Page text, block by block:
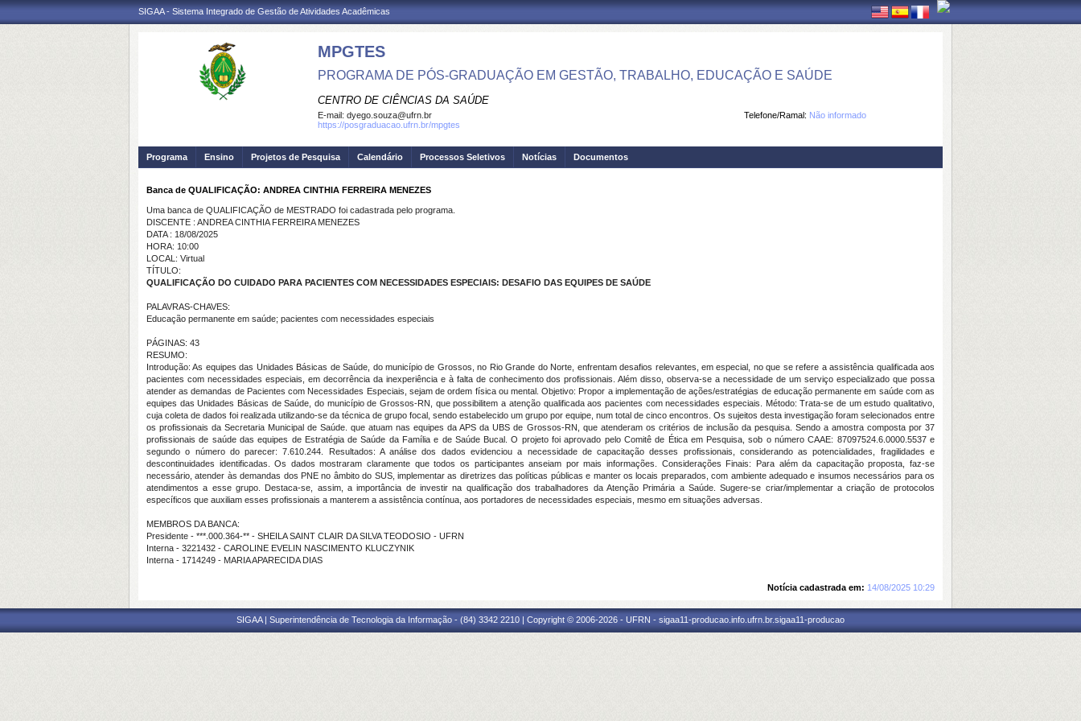
SIGAA - Sistema Integrado de Gestão de Atividades Acadêmicas
MPGTES
PROGRAMA DE PÓS-GRADUAÇÃO EM GESTÃO, TRABALHO, EDUCAÇÃO E SAÚDE
CENTRO DE CIÊNCIAS DA SAÚDE
Telefone/Ramal: Não informado
E-mail: dyego.souza@ufrn.br
https://posgraduacao.ufrn.br/mpgtes
Programa Ensino Projetos de Pesquisa Calendário Processos Seletivos Notícias Documentos
Banca de QUALIFICAÇÃO: ANDREA CINTHIA FERREIRA MENEZES
Uma banca de QUALIFICAÇÃO de MESTRADO foi cadastrada pelo programa.
DISCENTE : ANDREA CINTHIA FERREIRA MENEZES
DATA : 18/08/2025
HORA: 10:00
LOCAL: Virtual
TÍTULO:
QUALIFICAÇÃO DO CUIDADO PARA PACIENTES COM NECESSIDADES ESPECIAIS: DESAFIO DAS EQUIPES DE SAÚDE
PALAVRAS-CHAVES:
Educação permanente em saúde; pacientes com necessidades especiais
PÁGINAS: 43
RESUMO:
Introdução: As equipes das Unidades Básicas de Saúde, do município de Grossos, no Rio Grande do Norte, enfrentam desafios relevantes, em especial, no que se refere a assistência qualificada aos
pacientes com necessidades especiais, em decorrência da inexperiência e à falta de conhecimento dos profissionais. Além disso, observa-se a necessidade de um serviço especializado que possa
atender as demandas de Pacientes com Necessidades Especiais, sejam de ordem física ou mental. Objetivo: Propor a implementação de ações/estratégias de educação permanente em saúde com as
equipes das Unidades Básicas de Saúde, do município de Grossos-RN, que possibilitem a atenção qualificada aos pacientes com necessidades especiais. Método: Trata-se de um estudo qualitativo,
cuja coleta de dados foi realizada utilizando-se da técnica de grupo focal, sendo estabelecido um grupo por equipe, num total de cinco encontros. Os sujeitos desta investigação foram selecionados entre
os profissionais da Secretaria Municipal de Saúde. que atuam nas equipes da APS da UBS de Grossos-RN, que atenderam os critérios de inclusão da pesquisa. Sendo a amostra composta por 37
profissionais de saúde das equipes de Estratégia de Saúde da Família e de Saúde Bucal. O projeto foi aprovado pelo Comitê de Ética em Pesquisa, sob o número CAAE: 87097524.6.0000.5537 e
segundo o número do parecer: 7.610.244. Resultados: A análise dos dados evidenciou a necessidade de capacitação desses profissionais, considerando as potencialidades, fragilidades e
descontinuidades identificadas. Os dados mostraram claramente que todos os participantes anseiam por mais informações. Considerações Finais: Para além da capacitação proposta, faz-se
necessário, atender às demandas dos PNE no âmbito do SUS, implementar as diretrizes das políticas públicas e manter os locais preparados, com ambiente adequado e insumos necessários para os
atendimentos a esse grupo. Destaca-se, assim, a importância de investir na qualificação dos trabalhadores da Atenção Primária a Saúde. Sugere-se criar/implementar a criação de protocolos
específicos que auxiliam esses profissionais a manterem a assistência contínua, aos portadores de necessidades especiais, mesmo em situações adversas.
MEMBROS DA BANCA:
Presidente - ***.000.364-** - SHEILA SAINT CLAIR DA SILVA TEODOSIO - UFRN
Interna - 3221432 - CAROLINE EVELIN NASCIMENTO KLUCZYNIK
Interna - 1714249 - MARIA APARECIDA DIAS
Notícia cadastrada em: 14/08/2025 10:29
SIGAA | Superintendência de Tecnologia da Informação - (84) 3342 2210 | Copyright © 2006-2026 - UFRN - sigaa11-producao.info.ufrn.br.sigaa11-producao